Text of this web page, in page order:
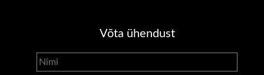
Võta ühendust